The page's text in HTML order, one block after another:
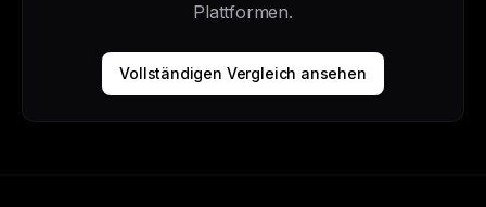
Plattformen.
Vollständigen Vergleich ansehen